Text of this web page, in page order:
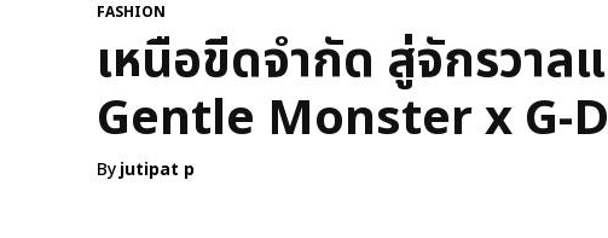
FASHION
เหนือขีดจำกัด สู่จักรวาล
Gentle Monster x G-
Byjutipat p